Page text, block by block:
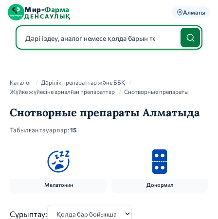
Мир-Фарма
ДЕНСАУЛЫҚ
Алматы
Каталог / Дәрілік препараттар және ББҚ
/
Жүйке жүйесіне арналған препараттар
/ Снотворные препараты
Снотворные препараты Алматыда
Табылған тауарлар:15
Мелатонин Донормил
Сұрыптау: